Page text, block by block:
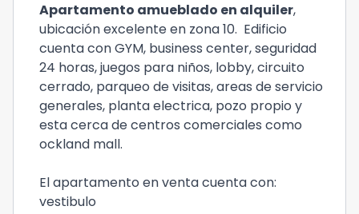
Apartamento amueblado en alquiler,
ubicación excelente en zona 10. Edificio
cuenta con GYM, business center, seguridad
24 horas, juegos para niños, lobby, circuito
cerrado, parqueo de visitas, areas de servicio
generales, planta electrica, pozo propio y
esta cerca de centros comerciales como
ockland mall.
El apartamento en venta cuenta con:
vestibulo